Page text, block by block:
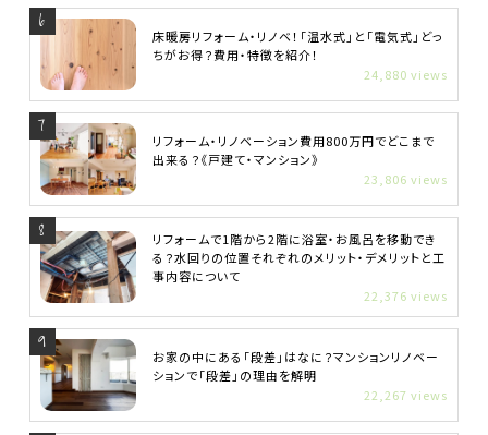
床暖房リフォーム・リノベ！「温水式」と「電気式」どっ
ちがお得？費用・特徴を紹介！
24,880 views
リフォーム・リノベーション費用800万円でどこまで
出来る？《戸建て・マンション》
23,806 views
リフォームで1階から2階に浴室・お風呂を移動でき
る？水回りの位置それぞれのメリット・デメリットと工
事内容について
22,376 views
お家の中にある「段差」はなに？マンションリノベー
ションで「段差」の理由を解明
22,267 views